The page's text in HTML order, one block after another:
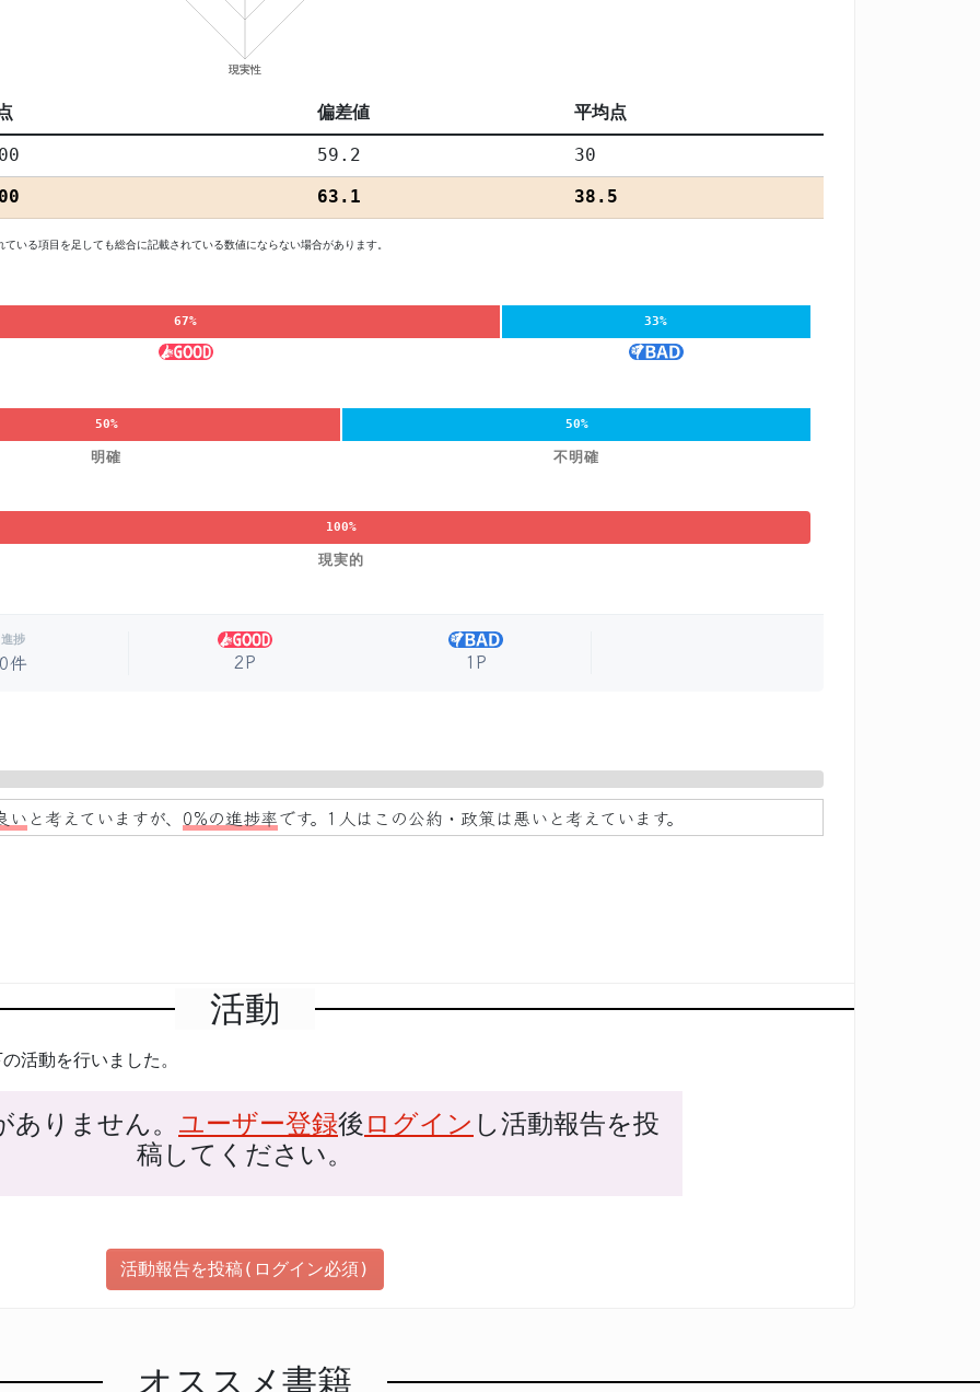
偏差値 平均点
59.2
30
63.1 38.5
いる項目を足しても総合に記載されている数値にならない場合があります。
67% 33%
50%
明確
50%
不明確
100%
現実的
進捗
件 2P 1P
い と考えていますが、 0%の進捗率です。1人はこの公約・政策は悪いと考えています。
活動
活動を行いました。
ありません。 ユーザー登録後 ログイン し活動報告を投
稿してください。
活動報告を投稿(ログイン必須)
オススメ書籍